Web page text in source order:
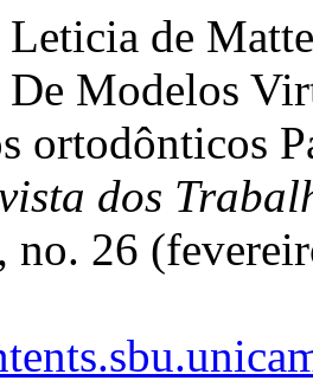
Leticia de
Modelos
ortodônticos
dos
, no. 26